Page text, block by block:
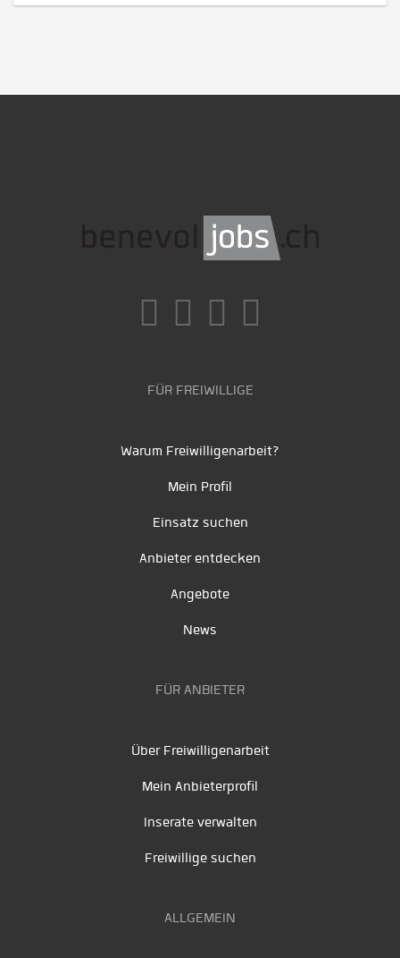
FÜR FREIWILLIGE
Warum Freiwilligenarbeit?
Mein Profil
Einsatz suchen
Anbieter entdecken
Angebote
News
FÜR ANBIETER
Über Freiwilligenarbeit
Mein Anbieterprofil
Inserate verwalten
Freiwillige suchen
ALLGEMEIN